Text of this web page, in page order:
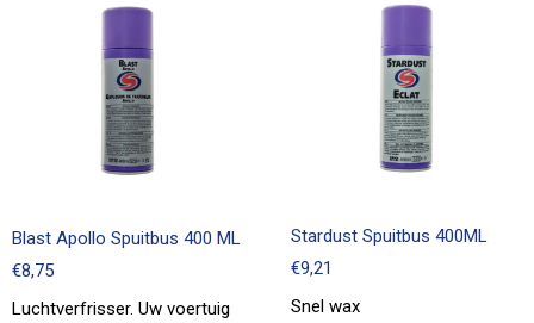
Blast Apollo Spuitbus 400 ML
€8,75
Luchtverfrisser. Uw voertuig
Stardust Spuitbus 400ML
€9,21
Snel wax